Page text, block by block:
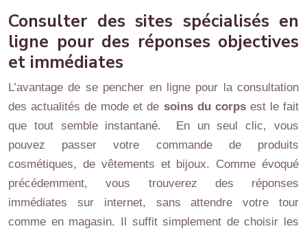
Consulter des sites spécialisés en
ligne pour des réponses objectives
et immédiates
L’avantage de se pencher en ligne pour la consultation
des actualités de mode et de soins du corpsest le fait
que tout semble instantané. En un seul clic, vous
pouvez passer votre commande de produits
cosmétiques, de vêtements et bijoux. Comme évoqué
précédemment, vous trouverez des réponses
immédiates sur internet, sans attendre votre tour
comme en magasin. Il suffit simplement de choisir les